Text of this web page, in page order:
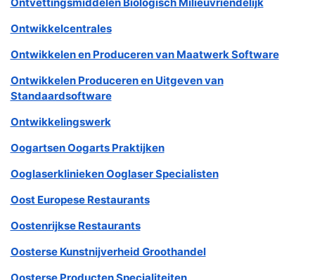
Ontwikkelcentrales
Ontwikkelen en Produceren van Maatwerk Software
Ontwikkelen Produceren en Uitgeven van
Standaardsoftware
Ontwikkelingswerk
Oogartsen Oogarts Praktijken
Ooglaserklinieken Ooglaser Specialisten
Oost Europese Restaurants
Oostenrijkse Restaurants
Oosterse Kunstnijverheid Groothandel